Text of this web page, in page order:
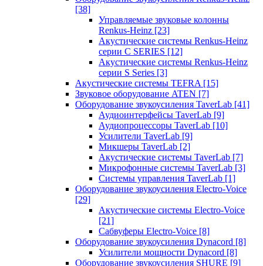
[38]
Управляемые звуковые колонны
Renkus-Heinz [23]
Акустические системы Renkus-Heinz
серии C SERIES [12]
Акустические системы Renkus-Heinz
серии S Series [3]
Акустические системы TEFRA [15]
Звуковое оборудование ATEN [7]
Оборудование звукоусиления TaverLab [41]
Аудиоинтерфейсы TaverLab [9]
Аудиопроцессоры TaverLab [10]
Усилители TaverLab [9]
Микшеры TaverLab [2]
Акустические системы TaverLab [7]
Микрофонные системы TaverLab [3]
Системы управления TaverLab [1]
Оборудование звукоусиления Electro-Voice
[29]
Акустические системы Electro-Voice
[21]
Сабвуферы Electro-Voice [8]
Оборудование звукоусиления Dynacord [8]
Усилители мощности Dynacord [8]
Оборудование звукоусиления SHURE [9]